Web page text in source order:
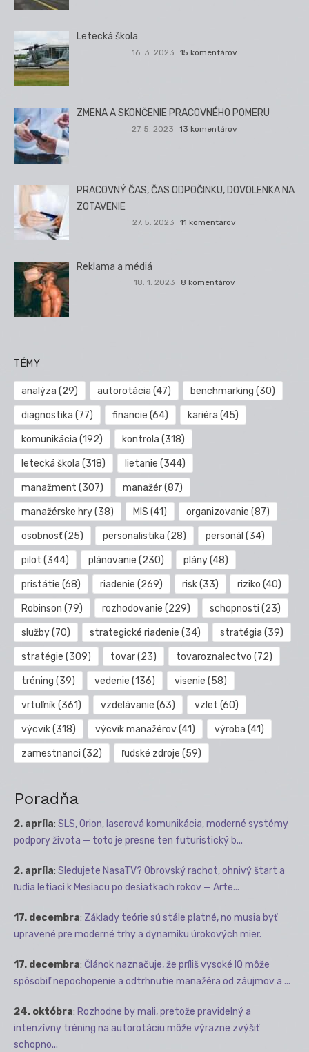
Letecká škola
16. 3. 2023 15 komentárov
ZMENA A SKONČENIE PRACOVNÉHO POMERU
27. 5. 2023 13 komentárov
PRACOVNÝ ČAS, ČAS ODPOČINKU, DOVOLENKA NA
ZOTAVENIE
27. 5. 2023 11 komentárov
Reklama a médiá
18. 1. 2023 8 komentárov
TÉMY
analýza (29) autorotácia (47) benchmarking (30)
diagnostika (77) financie (64) kariéra (45)
komunikácia (192) kontrola (318)
letecká škola (318) lietanie (344)
manažment (307) manažér(87)
manažérske hry(38) MIS (41) organizovanie (87)
osobnosť(25) personalistika (28) personál (34)
pilot (344) plánovanie (230) plány(48)
pristátie (68) riadenie (269) risk(33) riziko (40)
Robinson (79) rozhodovanie (229) schopnosti (23)
služby(70) strategické riadenie (34) stratégia (39)
stratégie (309) tovar(23) tovaroznalectvo (72)
tréning (39) vedenie (136) visenie (58)
vrtuľník(361) vzdelávanie (63) vzlet (60)
výcvik(318) výcvik manažérov(41) výroba (41)
zamestnanci (32) ľudské zdroje (59)
Poradňa
2. apríla: SLS, Orion, laserová komunikácia, moderné systémy
podpory života — toto je presne ten futuristický b...
2. apríla: Sledujete NasaTV? Obrovský rachot, ohnivý štart a
ľudia letiaci k Mesiacu po desiatkach rokov — Arte...
17. decembra: Základy teórie sú stále platné, no musia byť
upravené pre moderné trhy a dynamiku úrokových mier.
17. decembra: Článok naznačuje, že príliš vysoké IQ môže
spôsobiť nepochopenie a odtrhnutie manažéra od záujmov a ...
24. októbra: Rozhodne by mali, pretože pravidelný a
intenzívny tréning na autorotáciu môže výrazne zvýšiť
schopno...